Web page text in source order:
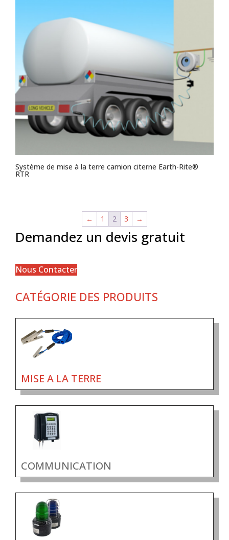
Système de mise à la terre camion citerne Earth-Rite®
RTR
← 1 2 3 →
Demandez un devis gratuit
Nous Contacter
CATÉGORIE DES PRODUITS
MISE A LA TERRE
COMMUNICATION